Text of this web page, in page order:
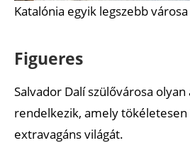
Katalónia egyik legszebb városa
Figueres
Salvador Dalí szülővárosa
rendelkezik, amely
extravagáns világát.